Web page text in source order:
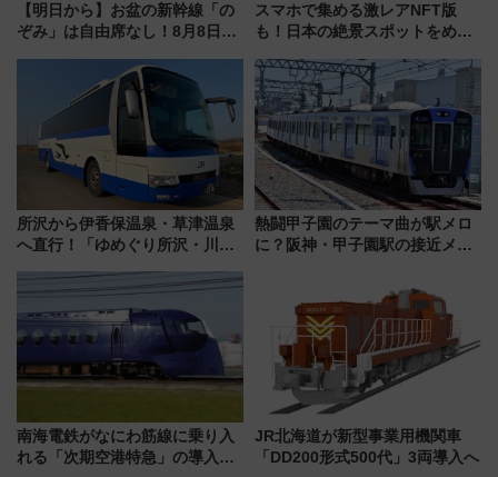
【明日から】お盆の新幹線「の
ぞみ」は自由席なし！8月8日午
せば空きが見つかることも 混
雑避ける「空席」探しのコツ
スマホで集める激レアNFT版
も！日本の絶景スポットをめぐ
ん)」企画がスタート
所沢から伊香保温泉・草津温泉
へ直行！「ゆめぐり所沢・川越
軽に 運行ダイヤ・運賃を解説
熱闘甲子園のテーマ曲が駅メロ
に？阪神・甲子園駅の接近メロ
谷実アレンジの特別仕様へ、8月
5日始発から
南海電鉄がなにわ筋線に乗り入
れる「次期空港特急」の導入を
JR北海道が新型事業用機関車
「DD200形式500代」3両導入へ